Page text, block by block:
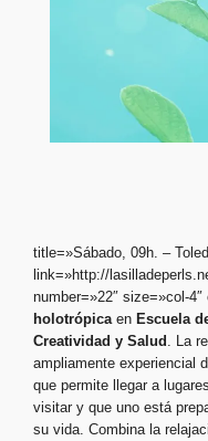
title=»Sábado, 09h. –
link=»http://
number=»22″ size=»col-4″
holotrópica en Escuela
Creatividad y Salud
. La
ampliamente experiencial
que permite llegar a
visitar y que uno está
su vida. Combina la